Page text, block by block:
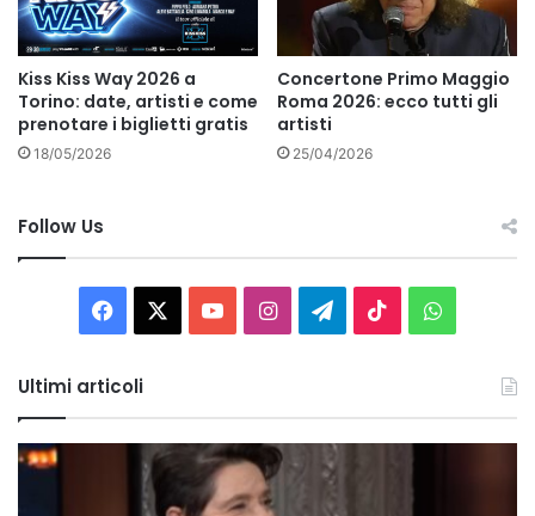
Kiss Kiss Way 2026 a
Torino: date, artisti e come
prenotare i biglietti gratis
18/05/2026
Concertone Primo Maggio
Roma 2026: ecco tutti gli
artisti
25/04/2026
Follow Us
Facebook You InstagramTelegram
TikTok
Ultimi articoli